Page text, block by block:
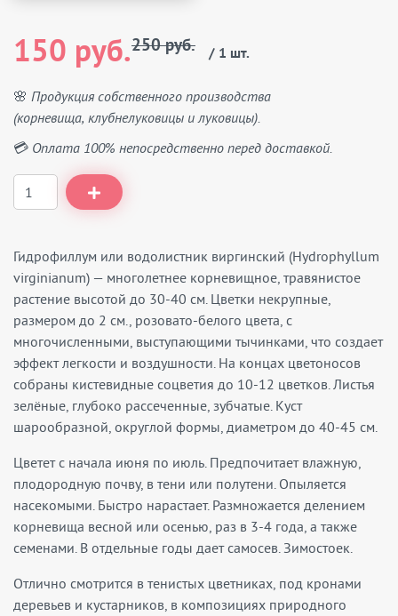
150 руб.250 руб. / 1 шт.
🌸 Продукция собственного производства
(корневища, клубнелуковицы и луковицы).
💳 Оплата 100% непосредственно перед доставкой.
Гидрофиллум или водолистник виргинский (Hydrophyllum
virginianum) — многолетнее корневищное, травянистое
растение высотой до 30-40 см. Цветки некрупные,
размером до 2 см., розовато-белого цвета, с
многочисленными, выступающими тычинками, что создает
эффект легкости и воздушности. На концах цветоносов
собраны кистевидные соцветия до 10-12 цветков. Листья
зелёные, глубоко рассеченные, зубчатые. Куст
шарообразной, округлой формы, диаметром до 40-45 см.
Цветет с начала июня по июль. Предпочитает влажную,
плодородную почву, в тени или полутени. Опыляется
насекомыми. Быстро нарастает. Размножается делением
корневища весной или осенью, раз в 3-4 года, а также
семенами. В отдельные годы дает самосев. Зимостоек.
Отлично смотрится в тенистых цветниках, под кронами
деревьев и кустарников, в композициях природного